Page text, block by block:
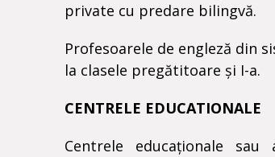
private cu predare bilingvă.
Profesoarele de engleză din
la clasele pregătitoare și I-a.
CENTRELE EDUCATIONALE
Centrele educaționale sau